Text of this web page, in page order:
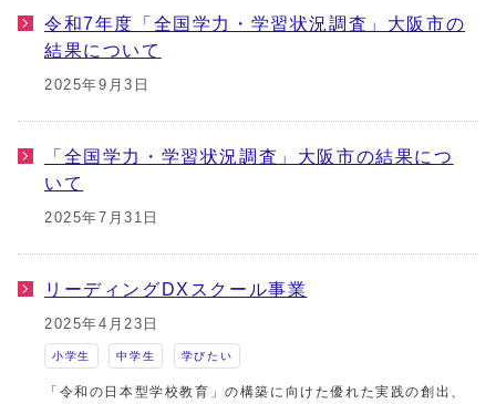
令和7年度「全国学力・学習状況調査」大阪市の
結果について
2025年9月3日
「全国学力・学習状況調査」大阪市の結果につ
いて
2025年7月31日
リーディングDXスクール事業
2025年4月23日
小学生 中学生 学びたい
「令和の日本型学校教育」の構築に向けた優れた実践の創出、